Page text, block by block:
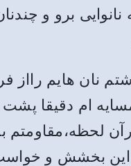
نانوایی برو و
نان هایم رااز
ام دقیقا
لحظه،مقاومتم
این بخشش و